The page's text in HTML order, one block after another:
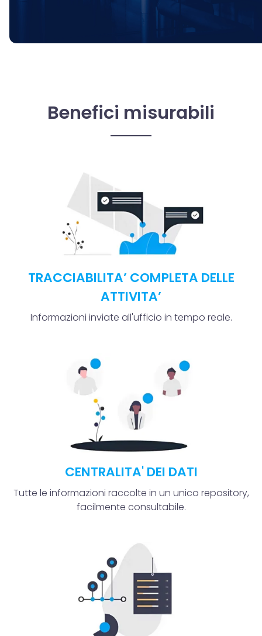
Benefici misurabili
TRACCIABILITA’ COMPLETA DELLE
ATTIVITA’
Informazioni inviate all'ufficio in tempo reale.
CENTRALITA' DEI DATI
Tutte le informazioni raccolte in un unico repository,
facilmente consultabile.